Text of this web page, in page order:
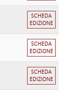
SCHEDA
EDIZIONE
SCHEDA
EDIZIONE
SCHEDA
EDIZIONE